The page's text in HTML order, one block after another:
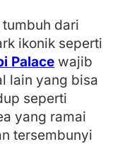
dari
ikonik seperti
Palace wajib
lain yang bisa
seperti
yang ramai
tersembunyi